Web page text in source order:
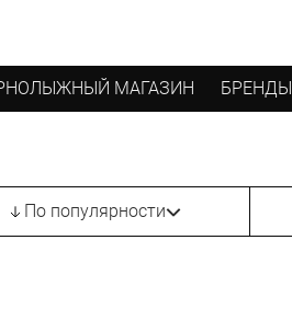
МАГАЗИН БРЕНДЫ
По популярности